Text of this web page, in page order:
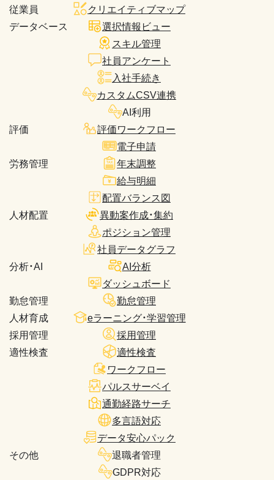
従業員
データベース
クリエイティブマップ
選択情報ビュー
スキル管理
社員アンケート
入社手続き
カスタムCSV連携
AI利用
評価
評価ワークフロー
労務管理
電子申請
年末調整
給与明細
人材配置
配置バランス図
異動案作成・集約
ポジション管理
分析・AI
社員データグラフ
AI分析
ダッシュボード
勤怠管理
勤怠管理
人材育成
eラーニング・学習管理
採用管理
採用管理
適性検査
適性検査
その他
ワークフロー
パルスサーベイ
通勤経路サーチ
多言語対応
データ安心パック
退職者管理
GDPR対応